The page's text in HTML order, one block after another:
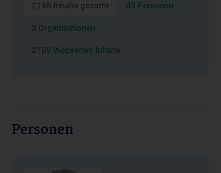
2195 Inhalte gesamt 83 Personen
3 Organisationen
2109 Webseiten-Inhalte
Personen